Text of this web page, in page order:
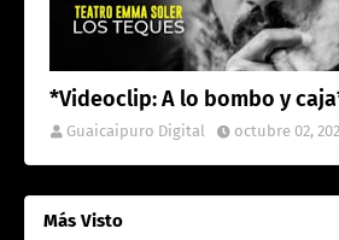
*Videoclip: A lo bombo y
Guaicaipuro Digital octubre 02,
Más Visto